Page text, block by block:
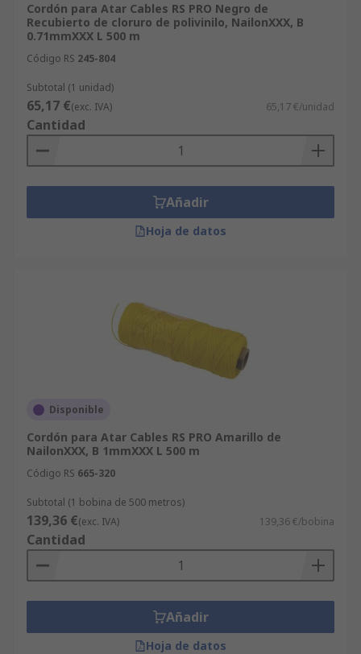
Cordón para Atar Cables RS PRO Negro de
Recubierto de cloruro de polivinilo, NailonXXX, B
0.71mmXXX L 500 m
Código RS 245-804
Subtotal (1 unidad)
65,17 €(exc. IVA) 65,17 €/unidad
Cantidad
Añadir
Hoja de datos
Disponible
Cordón para Atar Cables RS PRO Amarillo de
NailonXXX, B 1mmXXX L 500 m
Código RS 665-320
Subtotal (1 bobina de 500 metros)
139,36 €(exc. IVA) 139,36 €/bobina
Cantidad
Añadir
Hoja de datos